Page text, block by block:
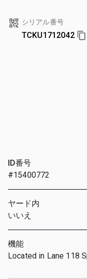
シリアル番号
TCKU1712042
ID番号
#15400772
ヤード内
いいえ
機能
Located in Lane 118